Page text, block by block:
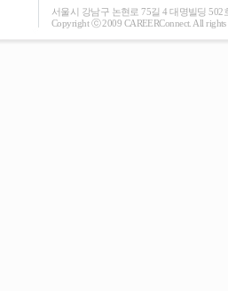
서울시 강남구 논현로 75길 4 대명빌딩 502
Copyright ⓒ 2009 CAREERConnect. All rights